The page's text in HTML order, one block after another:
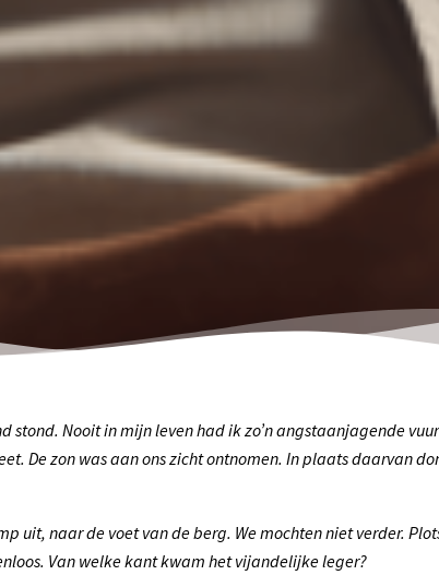
stond. Nooit in mijn leven had ik zo’n angstaanjagende
De zon was aan ons zicht ontnomen. In plaats daarvan
uit, naar de voet van de berg. We mochten niet verder.
Van welke kant kwam het vijandelijke leger?